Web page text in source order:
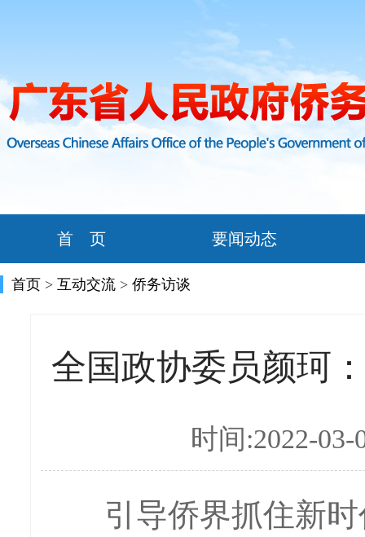
首 页 要闻动态
首页 > 互动交流 > 侨务访谈
全国政协委员颜珂
时间:2022-03-
引导侨界抓住新时